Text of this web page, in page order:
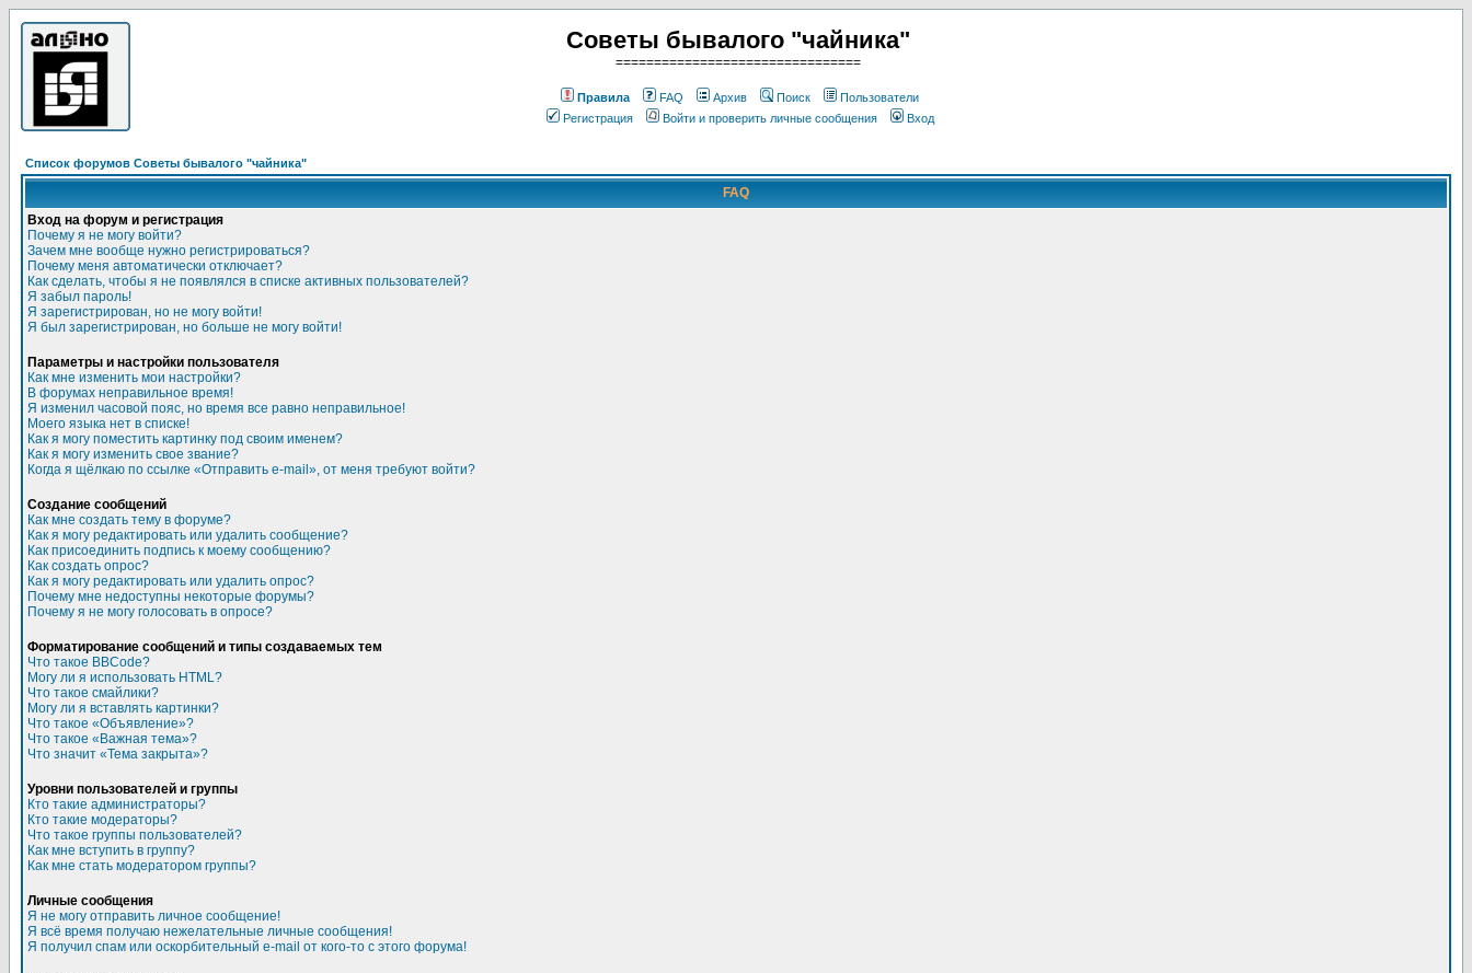
Советы бывалого "чайника"
================================
Правила FAQ Архив Поиск
Пользователи
Регистрация
Войти и проверить личные сообщения Вход
Список форумов Советы бывалого "чайника"
FAQ
Вход на форум и регистрация
Почему я не могу войти?
Зачем мне вообще нужно регистрироваться?
Почему меня автоматически отключает?
Как сделать, чтобы я не появлялся в списке активных пользователей?
Я забыл пароль!
Я зарегистрирован, но не могу войти!
Я был зарегистрирован, но больше не могу войти!
Параметры и настройки пользователя
Как мне изменить мои настройки?
В форумах неправильное время!
Я изменил часовой пояс, но время все равно неправильное!
Моего языка нет в списке!
Как я могу поместить картинку под своим именем?
Как я могу изменить свое звание?
Когда я щёлкаю по ссылке «Отправить e-mail», от меня требуют войти?
Создание сообщений
Как мне создать тему в форуме?
Как я могу редактировать или удалить сообщение?
Как присоединить подпись к моему сообщению?
Как создать опрос?
Как я могу редактировать или удалить опрос?
Почему мне недоступны некоторые форумы?
Почему я не могу голосовать в опросе?
Форматирование сообщений и типы создаваемых тем
Что такое BBCode?
Могу ли я использовать HTML?
Что такое смайлики?
Могу ли я вставлять картинки?
Что такое «Объявление»?
Что такое «Важная тема»?
Что значит «Тема закрыта»?
Уровни пользователей и группы
Кто такие администраторы?
Кто такие модераторы?
Что такое группы пользователей?
Как мне вступить в группу?
Как мне стать модератором группы?
Личные сообщения
Я не могу отправить личное сообщение!
Я всё время получаю нежелательные личные сообщения!
Я получил спам или оскорбительный e-mail от кого-то с этого форума!